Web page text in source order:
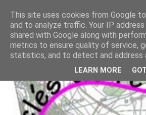
This site uses cookies from Google
and to analyze traffic. Your IP
shared with Google along with
metrics to ensure quality of service,
statistics, and to detect and address
LEARN MORE